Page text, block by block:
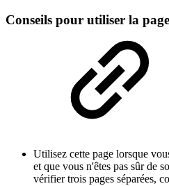
Conseils pour utiliser la
Utilisez cette page lorsque
et que vous n'êtes pas sûr de
vérifier trois pages séparées,